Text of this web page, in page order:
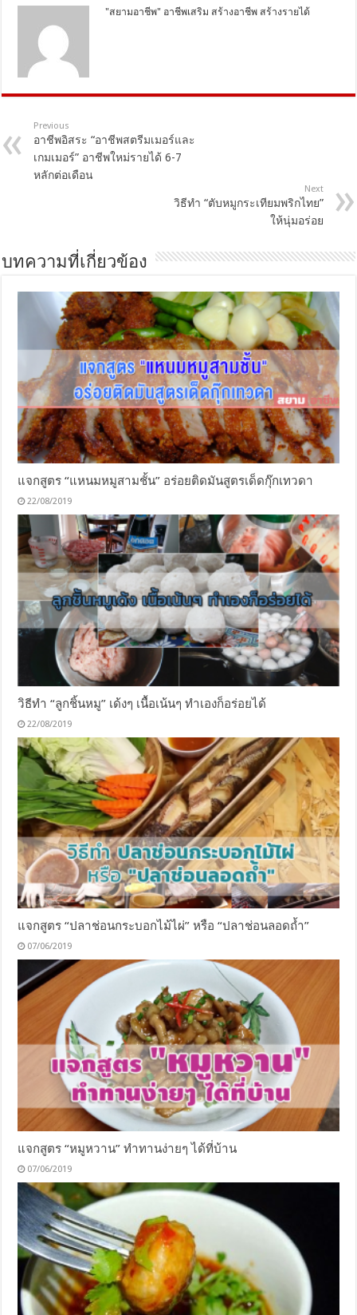
"สยามอาชีพ" อาชีพเสริม สร้างอาชีพ สร้างรายได้
Previous
อาชีพอิสระ “อาชีพสตรีมเมอร์และ
เกมเมอร์” อาชีพใหม่รายได้ 6-7
หลักต่อเดือน
Next
วิธีทำ “ตับหมูกระเทียมพริกไทย”
ให้นุ่มอร่อย
บทความที่เกี่ยวข้อง
แจกสูตร “แหนมหมูสามชั้น” อร่อยติดมันสูตรเด็ดกุ๊กเทวดา
22/08/2019
วิธีทำ “ลูกชิ้นหมู” เด้งๆ เนื้อเน้นๆ ทำเองก็อร่อยได้
22/08/2019
แจกสูตร “ปลาช่อนกระบอกไม้ไผ่” หรือ “ปลาช่อนลอดถ้ำ”
07/06/2019
แจกสูตร “หมูหวาน” ทำทานง่ายๆ ได้ที่บ้าน
07/06/2019